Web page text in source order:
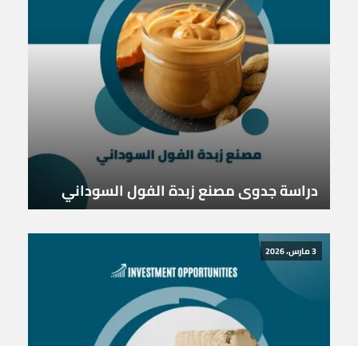
دراسة جدوى مصنع زبدة الفول السوداني
3 مارس، 2026